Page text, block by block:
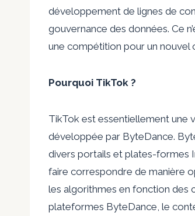
développement de lignes de
gouvernance des données. Ce
une compétition pour un nouvel
Pourquoi TikTok ?
TikTok est essentiellement une
développée par ByteDance.
divers portails et plates-formes
faire correspondre de manière
les algorithmes en fonction des
plateformes ByteDance, le